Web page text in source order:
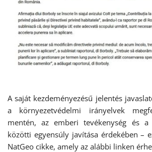
A saját kezdeményezésű jelentés
a környezetvédelmi irányelvek
mentén, az emberi tevékenység és
közötti egyensúly javítása érdekében –
NatGeo cikke, amely az alábbi linken